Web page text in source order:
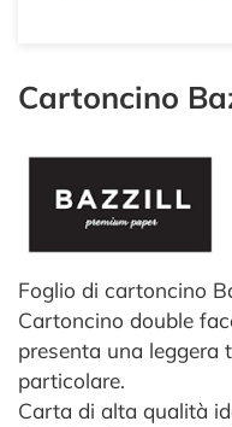
Cartoncino
Foglio di cartoncino
Cartoncino double
presenta una leggera
particolare.
Carta di alta qualità